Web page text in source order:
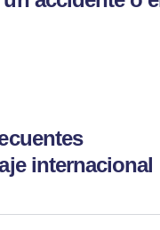
internacional